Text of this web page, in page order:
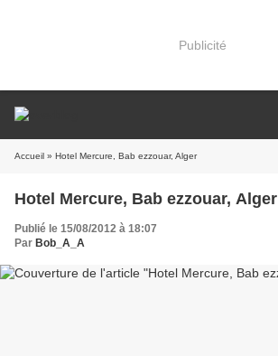
Publicité
Accueil » Hotel Mercure, Bab ezzouar, Alger
Hotel Mercure, Bab ezzouar, Alger
Publié le 15/08/2012 à 18:07
Par Bob_A_A